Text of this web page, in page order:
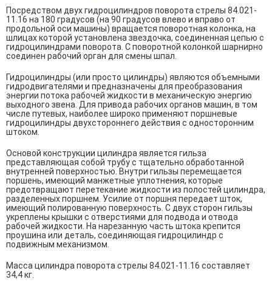
Посредством двух гидроцилиндров поворота стрелы 84.021-
11.16 на 180 градусов (на 90 градусов влево и вправо от
продольной оси машины) вращается поворотная колонка, на
шлицах которой установлена звездочка, соединенная цепью с
гидроцилиндрами поворота. С поворотной колонкой шарнирно
соединен рабочий орган для смены шпал.
Гидроцилиндры (или просто цилиндры) являются объемными
гидродвигателями и предназначены для преобразования
энергии потока рабочей жидкости в механическую энергию
выходного звена. Для привода рабочих органов машин, в том
числе путевых, наиболее широко применяют поршневые
гидроцилиндры двухстороннего действия с односторонним
штоком.
Основой конструкции цилиндра является гильза
представляющая собой трубу с тщательно обработанной
внутренней поверхностью. Внутри гильзы перемещается
поршень, имеющий манжетные уплотнения, которые
предотвращают перетекание жидкости из полостей цилиндра,
разделенных поршнем. Усилие от поршня передает шток,
имеющий полированную поверхность. С двух сторон гильзы
укреплены крышки с отверстиями для подвода и отвода
рабочей жидкости. На нарезанную часть штока крепится
проушина или деталь, соединяющая гидроцилиндр с
подвижным механизмом.
Масса цилиндра поворота стрелы 84.021-11.16 составляет
34,4 кг.